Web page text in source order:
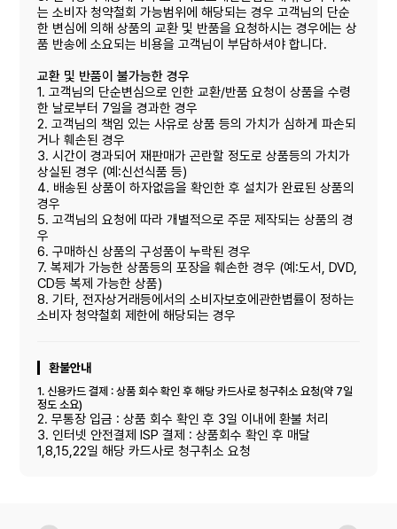
는 소비자 청약철회 가능범위에 해당되는 경우 고객님의 단순
한 변심에 의해 상품의 교환 및 반품을 요청하시는 경우에는 상
품 반송에 소요되는 비용을 고객님이 부담하셔야 합니다.
교환 및 반품이 불가능한 경우
1. 고객님의 단순변심으로 인한 교환/반품 요청이 상품을 수령
한 날로부터 7일을 경과한 경우
2. 고객님의 책임 있는 사유로 상품 등의 가치가 심하게 파손되
거나 훼손된 경우
3. 시간이 경과되어 재판매가 곤란할 정도로 상품등의 가치가
상실된 경우 (예:신선식품 등)
4. 배송된 상품이 하자없음을 확인한 후 설치가 완료된 상품의
경우
5. 고객님의 요청에 따라 개별적으로 주문 제작되는 상품의 경
우
6. 구매하신 상품의 구성품이 누락된 경우
7. 복제가 가능한 상품등의 포장을 훼손한 경우 (예:도서, DVD,
CD등 복제 가능한 상품)
8. 기타, 전자상거래등에서의 소비자보호에관한볍률이 정하는
소비자 청약철회 제한에 해당되는 경우
환불안내
1. 신용카드 결제 : 상품 회수 확인 후 해당 카드사로 청구취소 요청(약 7일
정도 소요)
2. 무통장 입금 : 상품 회수 확인 후 3일 이내에 환불 처리
3. 인터넷 안전결제 ISP 결제 : 상품회수 확인 후 매달
1,8,15,22일 해당 카드사로 청구취소 요청